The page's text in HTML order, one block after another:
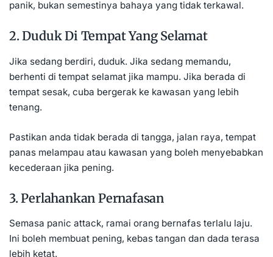
panik, bukan semestinya bahaya yang tidak terkawal.
2. Duduk Di Tempat Yang Selamat
Jika sedang berdiri, duduk. Jika sedang memandu,
berhenti di tempat selamat jika mampu. Jika berada di
tempat sesak, cuba bergerak ke kawasan yang lebih
tenang.
Pastikan anda tidak berada di tangga, jalan raya, tempat
panas melampau atau kawasan yang boleh menyebabkan
kecederaan jika pening.
3. Perlahankan Pernafasan
Semasa panic attack, ramai orang bernafas terlalu laju.
Ini boleh membuat pening, kebas tangan dan dada terasa
lebih ketat.